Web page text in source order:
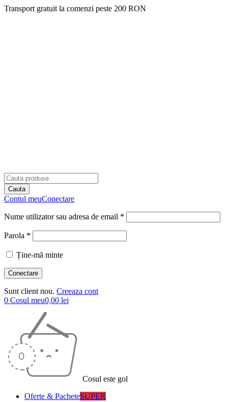
Transport gratuit la comenzi peste 200 RON
Contul meuConectare
Nume utilizator sau adresa de email *
Parola *
Ține-mă minte
Sunt client nou. Creeaza cont
0 Cosul meu0,00 lei
Cosul este gol
Oferte & PacheteSUPER